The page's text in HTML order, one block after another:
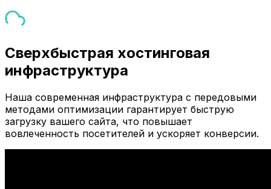
Сверхбыстрая хостинговая
инфраструктура
Наша современная инфраструктура с передовыми
методами оптимизации гарантирует быструю
загрузку вашего сайта, что повышает
вовлеченность посетителей и ускоряет конверсии.